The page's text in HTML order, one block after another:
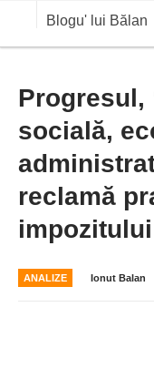
Blogu' lui Bălan
ANALIZE
BLOG IN DIALOG
STIRI
CURS VALUTAR IN TIMP
COMMODITIES
Progresul,
socială,
reclamă
ANALIZE Ionut Balan